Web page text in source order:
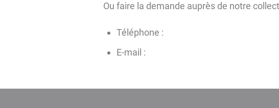
Ou faire la demande auprès de notre
Téléphone :
E-mail :